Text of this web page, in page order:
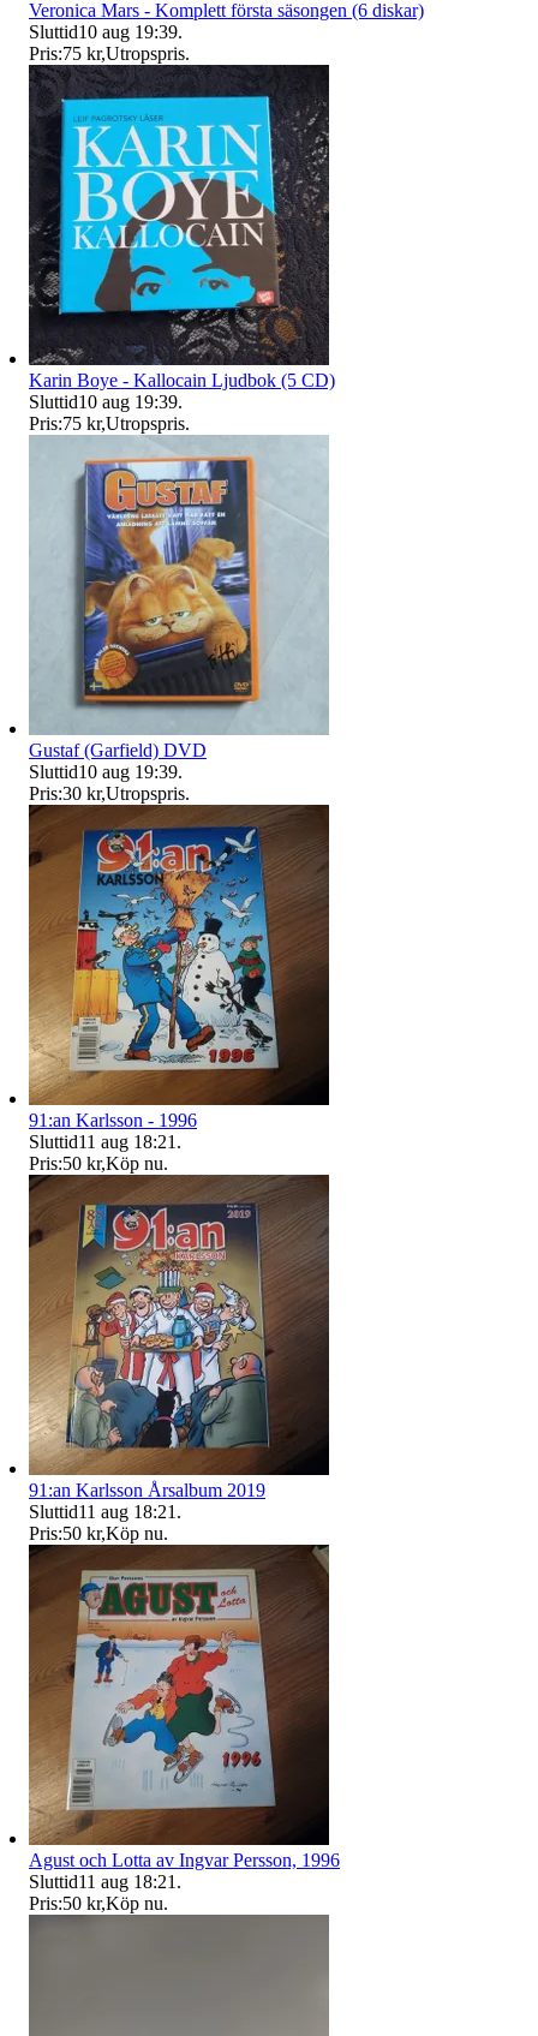
Veronica Mars - Komplett första säsongen (6 diskar)
Sluttid10 aug 19:39.
Pris:75 kr,Utropspris.
Karin Boye - Kallocain Ljudbok (5 CD)
Sluttid10 aug 19:39.
Pris:75 kr,Utropspris.
Gustaf (Garfield) DVD
Sluttid10 aug 19:39.
Pris:30 kr,Utropspris.
91:an Karlsson - 1996
Sluttid11 aug 18:21 .
Pris:50 kr,Köp nu.
91:an Karlsson Årsalbum 2019
Sluttid11 aug 18:21 .
Pris:50 kr,Köp nu.
Agust och Lotta av Ingvar Persson, 1996
Sluttid11 aug 18:21 .
Pris:50 kr,Köp nu.